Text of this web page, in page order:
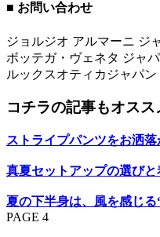
■ お問い合わせ
ジョルジオ アルマーニ ジ
ボッテガ・ヴェネタ ジャ
ルックスオティカジャパ
コチラの記事もオスス
ストライプパンツをお洒
真夏セットアップの選び
夏の下半身は、風を感じる
PAGE 4